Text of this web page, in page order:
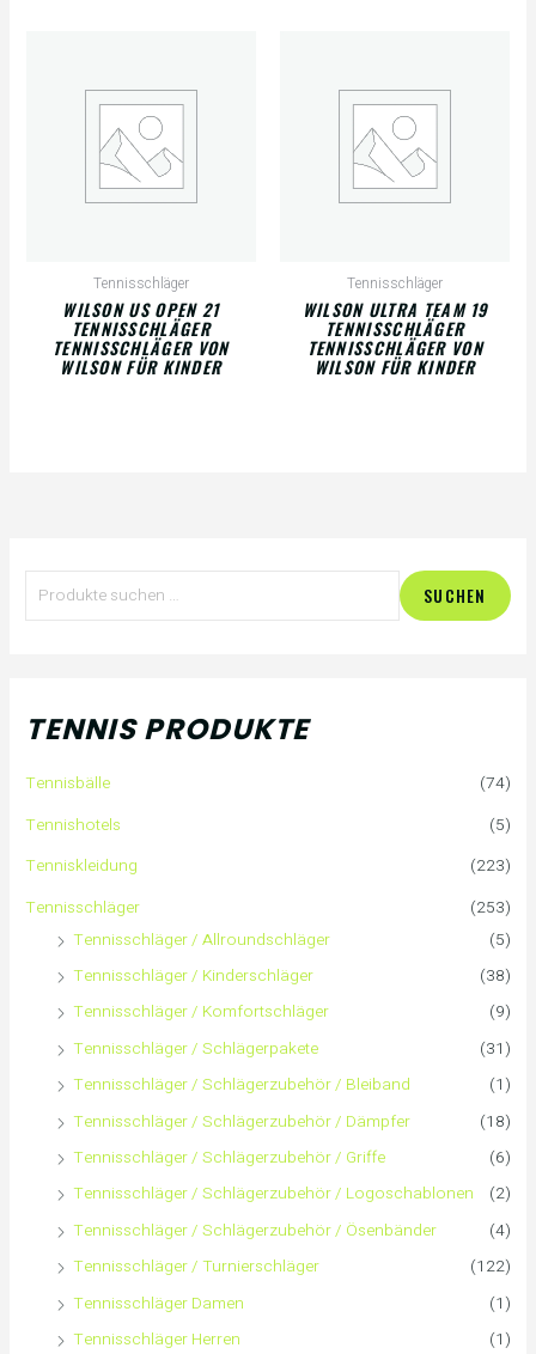
Tennisschläger
WILSON US OPEN 21
TENNISSCHLÄGER
TENNISSCHLÄGER VON
WILSON FÜR KINDER
Tennisschläger
WILSON ULTRA TEAM 19
TENNISSCHLÄGER
TENNISSCHLÄGER VON
WILSON FÜR KINDER
n
a
SUCHEN
TENNIS PRODUKTE
Tennisbälle
(74)
Tennishotels
(5)
Tenniskleidung
(223)
Tennisschläger
(253)
Tennisschläger / Allroundschläger
(5)
Tennisschläger / Kinderschläger
(38)
Tennisschläger / Komfortschläger
(9)
Tennisschläger / Schlägerpakete
(31)
Tennisschläger / Schlägerzubehör / Bleiband
(1)
Tennisschläger / Schlägerzubehör / Dämpfer
(18)
Tennisschläger / Schlägerzubehör / Griffe
(6)
Tennisschläger / Schlägerzubehör / Logoschablonen
(2)
Tennisschläger / Schlägerzubehör / Ösenbänder
(4)
Tennisschläger / Turnierschläger
(122)
Tennisschläger Damen
(1)
Tennisschläger Herren
(1)